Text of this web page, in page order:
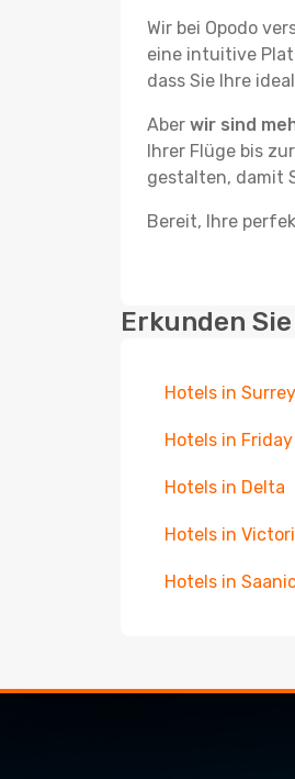
Wir bei Opodo
eine intuitive
dass Sie Ihre
Aber wir sind
Ihrer Flüge bis
gestalten, damit
Bereit, Ihre
Erkunden
Hotels in Surrey
Hotels in
Hotels in Delta
Hotels in
Hotels in